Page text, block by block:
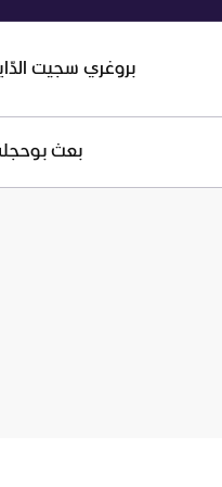
بروغري سجيت
بعث